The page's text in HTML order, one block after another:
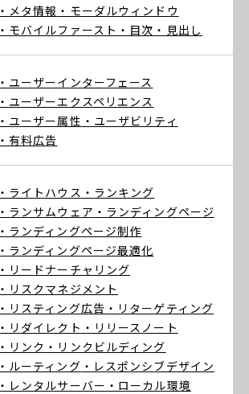
・メタ情報 ・モーダルウィンドウ
・モバイルファースト ・目次 ・見出し
・ユーザーインターフェース
・ユーザーエクスペリエンス
・ユーザー属性 ・ユーザビリティ
・有料広告
・ライトハウス ・ランキング
・ランサムウェア ・ランディングページ
・ランディングページ制作
・ランディングページ最適化
・リードナーチャリング
・リスクマネジメント
・リスティング広告 ・リターゲティング
・リダイレクト ・リリースノート
・リンク ・リンクビルディング
・ルーティング ・レスポンシブデザイン
・レンタルサーバー ・ローカル環境